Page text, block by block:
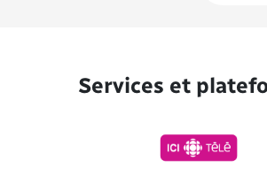
Services et